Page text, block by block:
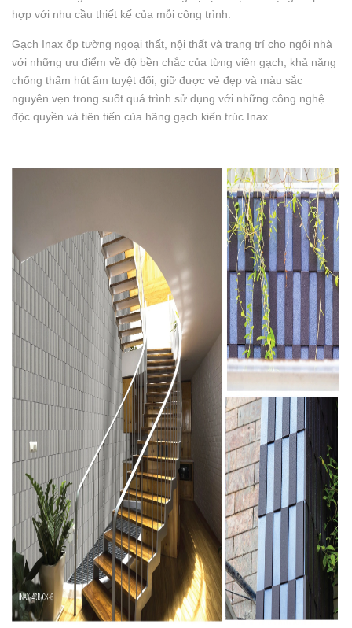
hợp với nhu cầu thiết kế của mỗi công trình.
Gạch Inax ốp tường ngoại thất, nội thất và trang trí cho ngôi nhà
với những ưu điểm về độ bền chắc của từng viên gạch, khả năng
chống thấm hút ẩm tuyệt đối, giữ được vẻ đẹp và màu sắc
nguyên vẹn trong suốt quá trình sử dụng với những công nghệ
độc quyền và tiên tiến của hãng gạch kiến trúc Inax.